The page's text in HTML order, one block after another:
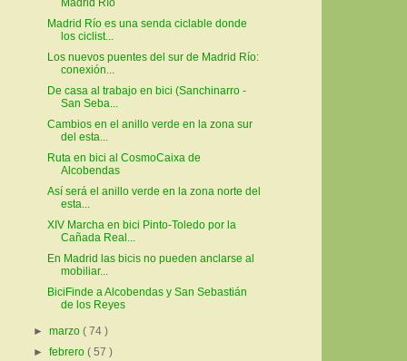
Madrid Río
Madrid Río es una senda ciclable donde
los ciclist...
Los nuevos puentes del sur de Madrid Río:
conexión...
De casa al trabajo en bici (Sanchinarro -
San Seba...
Cambios en el anillo verde en la zona sur
del esta...
Ruta en bici al CosmoCaixa de
Alcobendas
Así será el anillo verde en la zona norte del
esta...
XIV Marcha en bici Pinto-Toledo por la
Cañada Real...
En Madrid las bicis no pueden anclarse al
mobiliar...
BiciFinde a Alcobendas y San Sebastián
de los Reyes
►marzo( 74 )
►febrero( 57 )